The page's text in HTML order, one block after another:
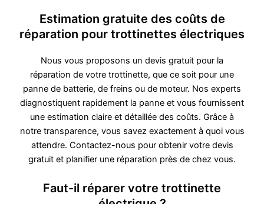
Estimation gratuite des coûts de
réparation pour trottinettes électriques
Nous vous proposons un devis gratuit pour la
réparation de votre trottinette, que ce soit pour une
panne de batterie, de freins ou de moteur. Nos experts
diagnostiquent rapidement la panne et vous fournissent
une estimation claire et détaillée des coûts. Grâce à
notre transparence, vous savez exactement à quoi vous
attendre. Contactez-nous pour obtenir votre devis
gratuit et planifier une réparation près de chez vous.
Faut-il réparer votre trottinette